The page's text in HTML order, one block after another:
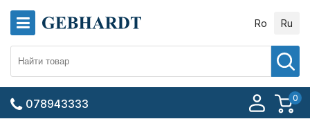
Ro Ru
0
078943333